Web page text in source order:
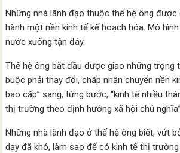
Những nhà lãnh đạo thuộc thế hệ ông
hành một nền kinh tế kế hoạch hóa. Mô
nước xuống tận đáy.
Thế hệ ông bắt đầu được giao những trọng
buộc phải thay đổi, chấp nhận chuyển nền
bao cấp” sang, từng bước, “kinh tế nhiều
thị trường theo định hướng xã hội chủ
Những nhà lãnh đạo ở thế hệ ông biết, vứt
dạy đã khó, làm sao để có kinh tế thị trường